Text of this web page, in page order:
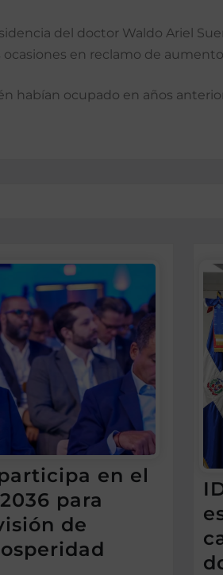
del doctor Waldo Ariel
en reclamo de aumento
ocupado en años
en el
para
de